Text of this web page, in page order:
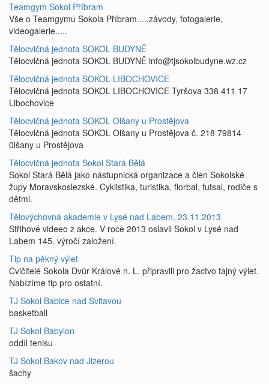
Teamgym Sokol Příbram
Vše o Teamgymu Sokola Příbram.....závody, fotogalerie,
videogalerie.....
Tělocvičná jednota SOKOL BUDYNĚ
Tělocvičná jednota SOKOL BUDYNĚ info@tjsokolbudyne.wz.cz
Tělocvičná jednota SOKOL LIBOCHOVICE
Tělocvičná jednota SOKOL LIBOCHOVICE Tyršova 338 411 17
Libochovice
Tělocvičná jednota SOKOL Olšany u Prostějova
Tělocvičná jednota SOKOL Olšany u Prostějova č. 218 79814
0lšany u Prostějova
Tělocvičná jednota Sokol Stará Bělá
Sokol Stará Bělá jako nástupnická organizace a člen Sokolské
župy Moravskoslezské. Cyklistika, turistika, florbal, futsal, rodiče s
dětmi.
Tělovýchovná akademie v Lysé nad Labem, 23.11.2013
Střihové videeo z akce. V roce 2013 oslavil Sokol v Lysé nad
Labem 145. výročí založení.
Tip na pěkný výlet
Cvičitelé Sokola Dvůr Králové n. L. připravili pro žactvo tajný výlet.
Nabízíme tip pro ostatní.
TJ Sokol Babice nad Svitavou
basketball
TJ Sokol Babylon
oddíl tenisu
TJ Sokol Bakov nad Jizerou
šachy